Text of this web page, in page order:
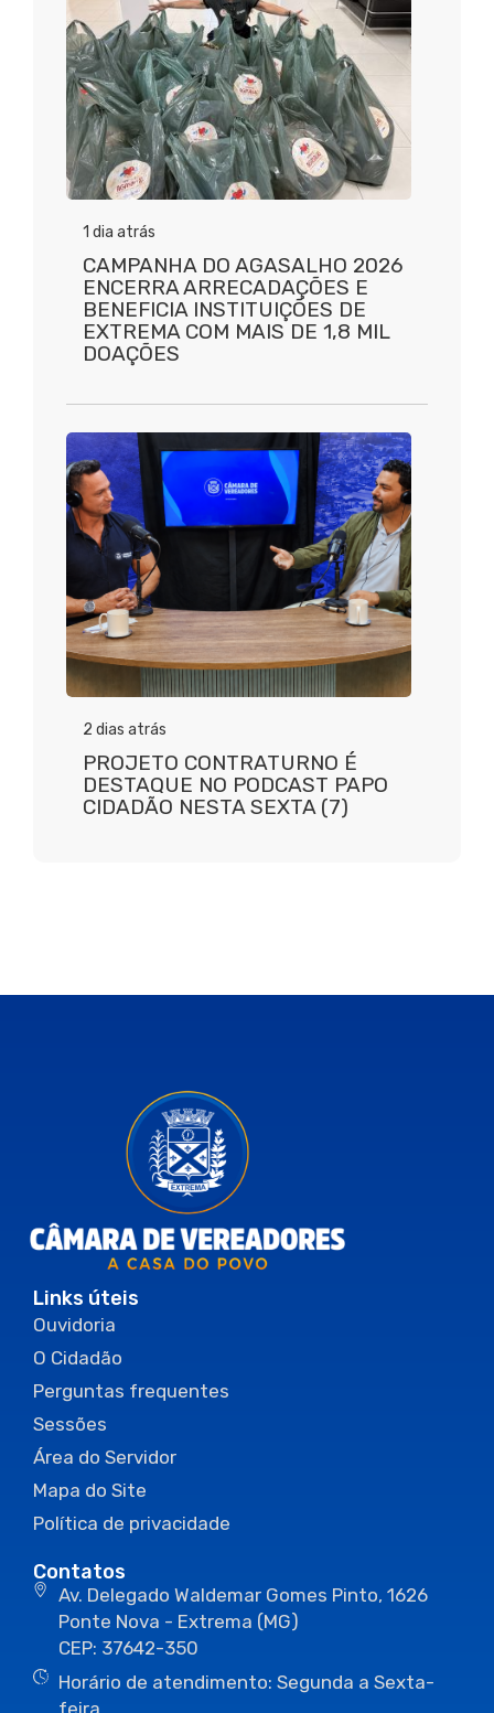
1 dia atrás
CAMPANHA DO AGASALHO 2026
ENCERRA ARRECADAÇÕES E
BENEFICIA INSTITUIÇÕES DE
EXTREMA COM MAIS DE 1,8 MIL
DOAÇÕES
2 dias atrás
PROJETO CONTRATURNO É
DESTAQUE NO PODCAST PAPO
CIDADÃO NESTA SEXTA (7)
Links úteis
Ouvidoria
O Cidadão
Perguntas frequentes
Sessões
Área do Servidor
Mapa do Site
Política de privacidade
Contatos
Av. Delegado Waldemar Gomes Pinto, 1626
Ponte Nova - Extrema (MG)
CEP: 37642-350
Horário de atendimento: Segunda a Sexta-
feira